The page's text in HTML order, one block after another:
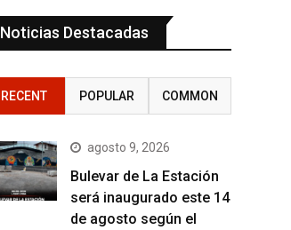
Noticias Destacadas
RECENT POPULAR COMMON
agosto 9, 2026
Bulevar de La Estación
será inaugurado este 14
de agosto según el